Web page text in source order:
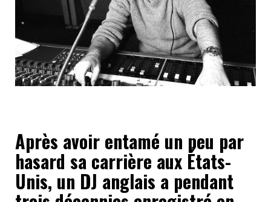
Après avoir entamé un peu par
hasard sa carrière aux États-
Unis, un DJ anglais a pendant